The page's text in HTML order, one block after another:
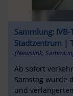
Sammlung:
Stadtzentrum |
[Newslink,
Ab sofort
Samstag wurde
und